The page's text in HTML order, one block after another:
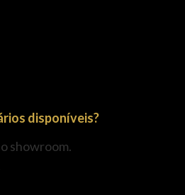
disponíveis?
showroom.